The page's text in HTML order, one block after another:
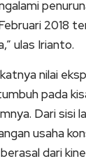
2018
ulas Irianto.
nilai
pada
Dari sisi
usaha
dari